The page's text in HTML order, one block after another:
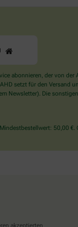
2
abonnieren, der von
setzt für den
Newsletter). Die
50,00
akzeptierten